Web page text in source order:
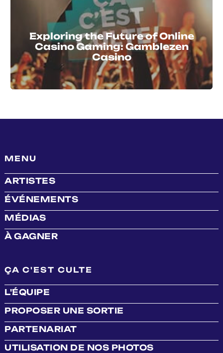
Exploring the Future of Online
Casino Gaming: Gamblezen
Casino
MENU
ARTISTES
ÉVÉNEMENTS
MÉDIAS
À GAGNER
ÇA C'EST CULTE
L'ÉQUIPE
PROPOSER UNE SORTIE
PARTENARIAT
UTILISATION DE NOS PHOTOS